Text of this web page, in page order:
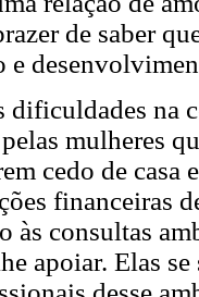
de saber
e
dificuldades na
mulheres
cedo de
financeiras
às consultas
apoiar. Elas